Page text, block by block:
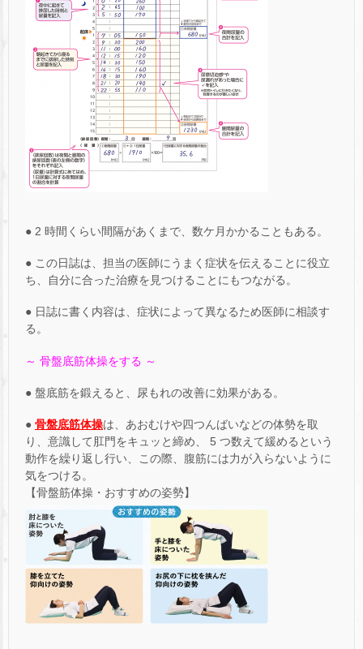
● 2 時間くらい間隔があくまで、数ケ月かかることもある。
● この日誌は、担当の医師にうまく症状を伝えることに役立
ち、自分に合った治療を見つけることにもつながる。
● 日誌に書く内容は、症状によって異なるため医師に相談す
る。
～ 骨盤底筋体操をする ～
● 盤底筋を鍛えると、尿もれの改善に効果がある。
● 骨盤底筋体操は、あおむけや四つんばいなどの体勢を取
り、意識して肛門をキュッと締め、 5 つ数えて緩めるという
動作を繰り返し行い、この際、腹筋には力が入らないように
気をつける。
【骨盤筋体操・おすすめの姿勢】